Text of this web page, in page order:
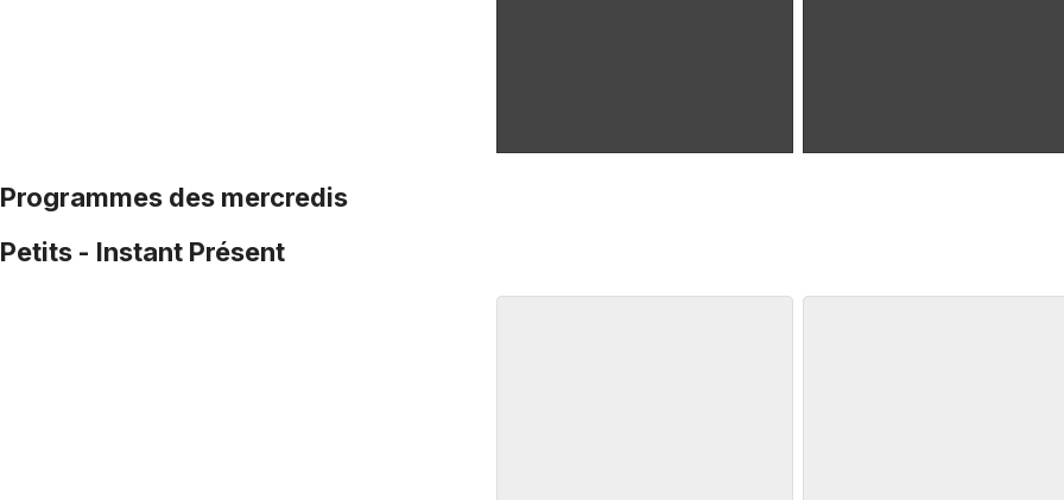
Programmes des mercredis
Petits - Instant Présent